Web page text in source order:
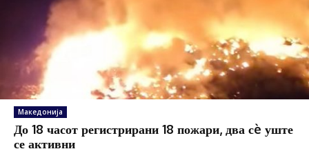
Македонија
До 18 часот регистрирани 18 пожари, два сè уште
се активни